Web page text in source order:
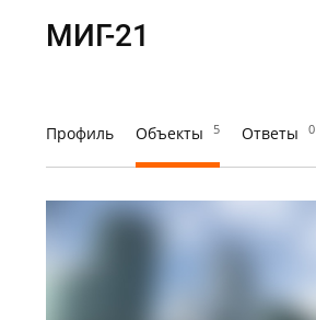
МИГ-21
Профиль Объекты 5 Ответы 0